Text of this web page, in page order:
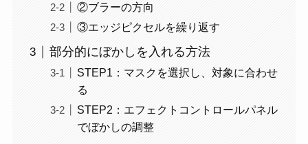
②ブラーの方向
③エッジピクセルを繰り返す
部分的にぼかしを入れる方法
STEP1：マスクを選択し、対象に合わせ
る
STEP2：エフェクトコントロールパネル
でぼかしの調整